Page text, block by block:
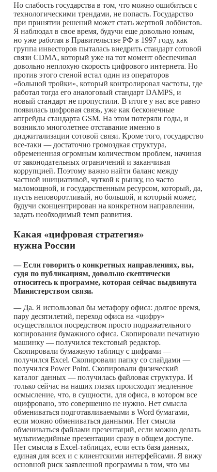
Но слабость государства в том, что можно ошибиться с
технологическими трендами, не попасть. Государство
при принятии решений может стать жертвой лоббистов.
Я наблюдал в свое время, будучи еще довольно юным,
но уже работая в Правительстве РФ в 1997 году, как
группа инвесторов пыталась внедрить стандарт сотовой
связи CDMA, который уже на тот момент обеспечивал
довольно неплохую скорость цифрового интернета. Но
против этого стеной встал один из операторов
«большой тройки», который контролировал частоты, где
работал тогда его аналоговый стандарт DAMPS, и
новый стандарт не пропустили. В итоге у нас все равно
появилась цифровая связь, уже как бесконечные
апгрейды стандарта GSM. На этом потеряли годы, и
возникло многолетнее отставание именно в
диджитализации сотовой связи. Кроме того, государство
все-таки — достаточно громоздкая структура,
обремененная огромным количеством проблем, начиная
от законодательных ограничений и заканчивая
коррупцией. Поэтому важно найти баланс между
частной инициативой, чуткой к рынку, но часто
маломощной, и государственным ресурсом, который, да,
пусть неповоротливый, но большой, и который может,
будучи сконцентрирован на конкретном направлении,
задать необходимый темп развития.
Какая «цифровая стратегия»
нужна России
— Если говорить о конкретных направлениях, вы,
судя по публикациям, довольно скептически
относитесь к программе, которая сейчас выдвинута
Министерством связи.
— Да. Я использовал бы метафору офиса: долгое время,
пару десятилетий, переход офиса на «цифру»
осуществлялся посредством просто подражательного
копирования бумажного офиса. Скопировали печатную
машинку — получился текстовый редактор.
Скопировали бумажную таблицу с цифрами —
получился Excel. Скопировали папку со слайдами —
получился Power Point. Скопировали физический
каталог данных — получилась файловая структура. И
только сейчас на наших глазах происходит медленное
осмысление, что, в сущности, для офиса, в котором все
оцифровано, это совершенно не нужно. Нет смысла
обмениваться подготавливаемыми в Word бумагами,
если можно обмениваться данными. Нет смысла
обмениваться файлами презентаций, если можно делать
мультимедийные презентации сразу в общем доступе.
Нет смысла в Excel-таблицах, если есть база данных,
единая для всех и с клиентскими интерфейсами. Я вижу
основной риск заявленной программы в том, что мы